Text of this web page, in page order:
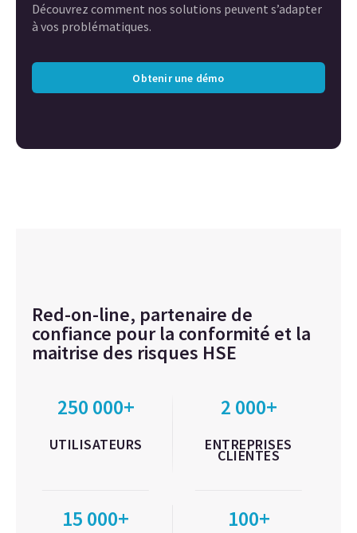
Découvrez comment nos solutions peuvent s’adapter
à vos problématiques.
Obtenir une démo
Red-on-line, partenaire de
confiance pour la conformité et la
maitrise des risques HSE
250 000+
UTILISATEURS
2 000+
ENTREPRISES
CLIENTES
15 000+ 100+